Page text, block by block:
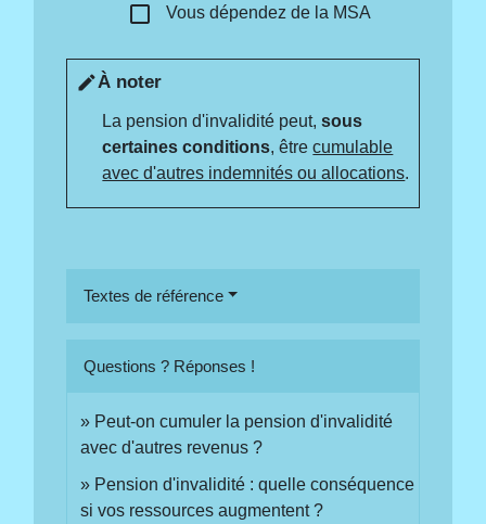
check_box_outline_blank Vous dépendez de la MSA
editÀ noter
La pension d'invalidité peut,sous
certaines conditions, êtrecumulable
avec d'autres indemnités ou allocations.
Textes de référence
Questions ? Réponses !
Peut-on cumuler la pension d'invalidité
avec d'autres revenus ?
Pension d'invalidité : quelle conséquence
si vos ressources augmentent ?